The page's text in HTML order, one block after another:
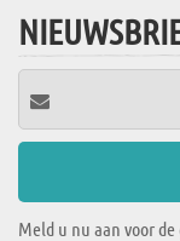
Meld u nu aan voor